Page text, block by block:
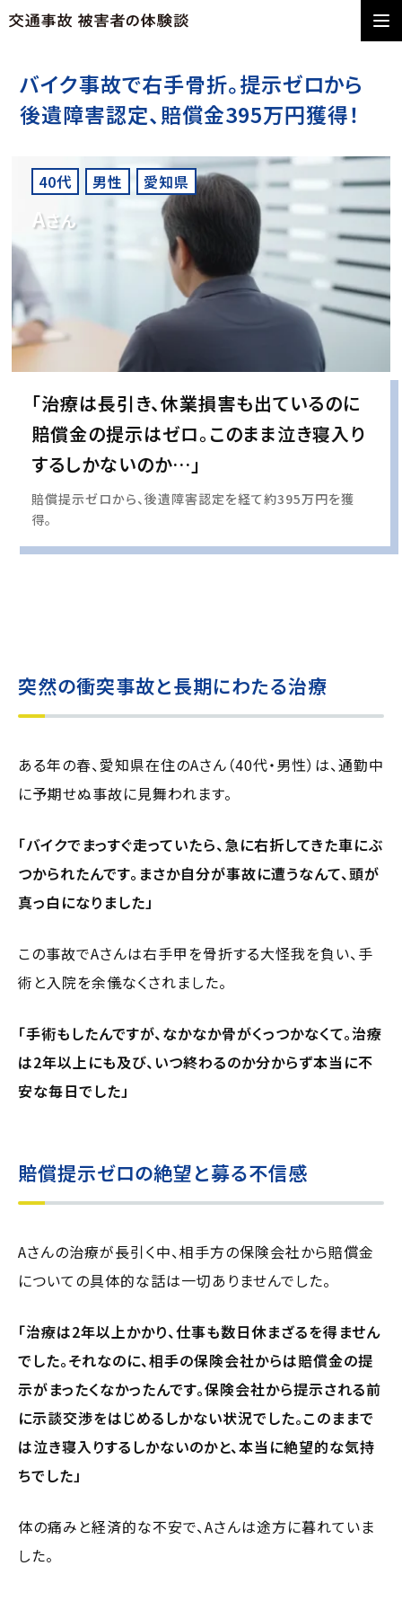
バイク事故で右手骨折。提示ゼロから
後遺障害認定、賠償金395万円獲得！
40代 男性 愛知県
Aさん
「治療は長引き、休業損害も出ているのに
賠償金の提示はゼロ。このまま泣き寝入り
するしかないのか…」
賠償提示ゼロから、後遺障害認定を経て約395万円を獲
得。
突然の衝突事故と長期にわたる治療
ある年の春、愛知県在住のAさん（40代・男性）は、通勤中
に予期せぬ事故に見舞われます。
「バイクでまっすぐ走っていたら、急に右折してきた車にぶ
つかられたんです。まさか自分が事故に遭うなんて、頭が
真っ白になりました」
この事故でAさんは右手甲を骨折する大怪我を負い、手
術と入院を余儀なくされました。
「手術もしたんですが、なかなか骨がくっつかなくて。治療
は2年以上にも及び、いつ終わるのか分からず本当に不
安な毎日でした」
賠償提示ゼロの絶望と募る不信感
Aさんの治療が長引く中、相手方の保険会社から賠償金
についての具体的な話は一切ありませんでした。
「治療は2年以上かかり、仕事も数日休まざるを得ません
でした。それなのに、相手の保険会社からは賠償金の提
示がまったくなかったんです。保険会社から提示される前
に示談交渉をはじめるしかない状況でした。このままで
は泣き寝入りするしかないのかと、本当に絶望的な気持
ちでした」
体の痛みと経済的な不安で、Aさんは途方に暮れていま
した。